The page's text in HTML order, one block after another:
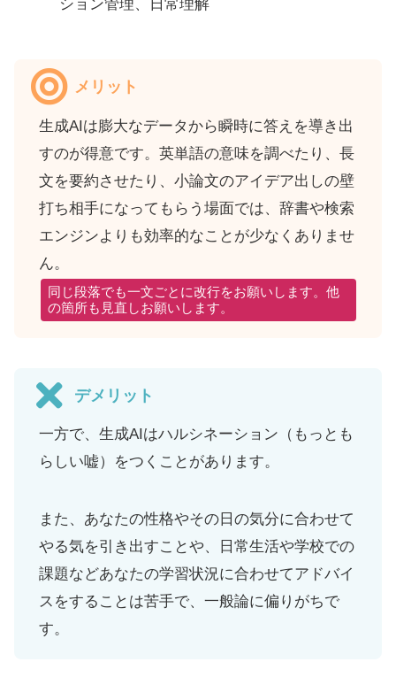
ション管理、日常理解
メリット
生成AIは膨大なデータから瞬時に答えを導き出
すのが得意です。英単語の意味を調べたり、長
文を要約させたり、小論文のアイデア出しの壁
打ち相手になってもらう場面では、辞書や検索
エンジンよりも効率的なことが少なくありませ
ん。
同じ段落でも一文ごとに改行をお願いします。他
の箇所も見直しお願いします。
デメリット
一方で、生成AIはハルシネーション（もっとも
らしい嘘）をつくことがあります。
また、あなたの性格やその日の気分に合わせて
やる気を引き出すことや、日常生活や学校での
課題などあなたの学習状況に合わせてアドバイ
スをすることは苦手で、一般論に偏りがちで
す。